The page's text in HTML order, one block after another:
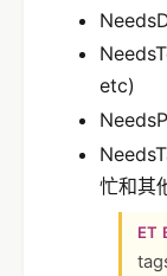
etc)
忙和其
ET